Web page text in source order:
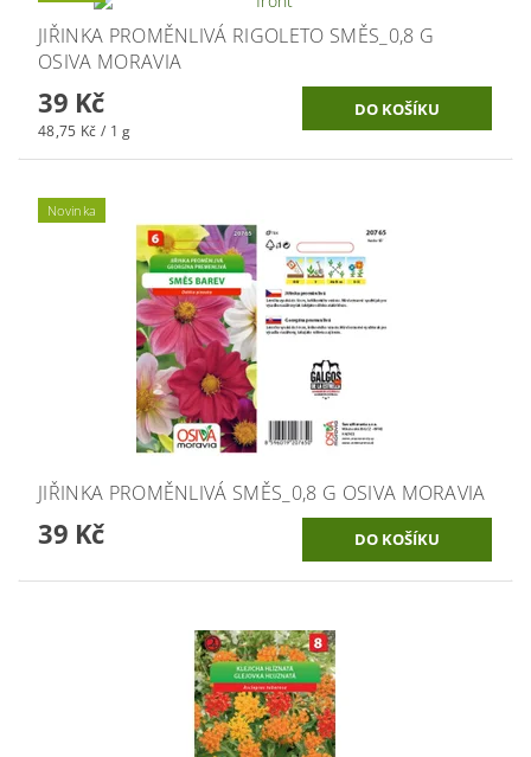
JIŘINKA PROMĚNLIVÁ RIGOLETO SMĚS_0,8 G
OSIVA MORAVIA
39 Kč
48,75 Kč / 1 g
Novinka
JIŘINKA PROMĚNLIVÁ SMĚS_0,8 G OSIVA MORAVIA
39 Kč